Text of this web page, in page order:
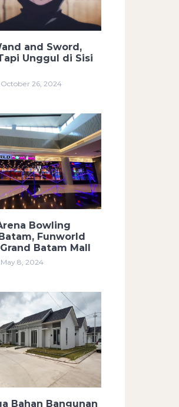
and Sword,
Unggul di Sisi
October 26, 2024
Bowling
Funworld
Batam Mall
May 8, 2024
Bahan Bangunan